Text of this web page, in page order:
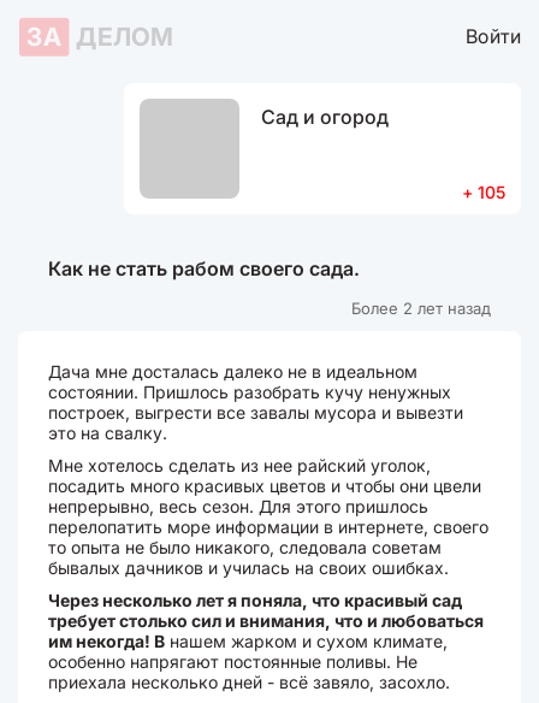
ЗА ДЕЛОМ Войти
Сад и огород
+ 105
Как не стать рабом своего сада.
Более 2 лет назад
Дача мне досталась далеко не в идеальном
состоянии. Пришлось разобрать кучу ненужных
построек, выгрести все завалы мусора и вывезти
это на свалку.
Мне хотелось сделать из нее райский уголок,
посадить много красивых цветов и чтобы они цвели
непрерывно, весь сезон. Для этого пришлось
перелопатить море информации в интернете, своего
то опыта не было никакого, следовала советам
бывалых дачников и училась на своих ошибках.
Через несколько лет я поняла, что красивый сад
требует столько сил и внимания, что и любоваться
им некогда! В нашем жарком и сухом климате,
особенно напрягают постоянные поливы. Не
приехала несколько дней - всё завяло, засохло.